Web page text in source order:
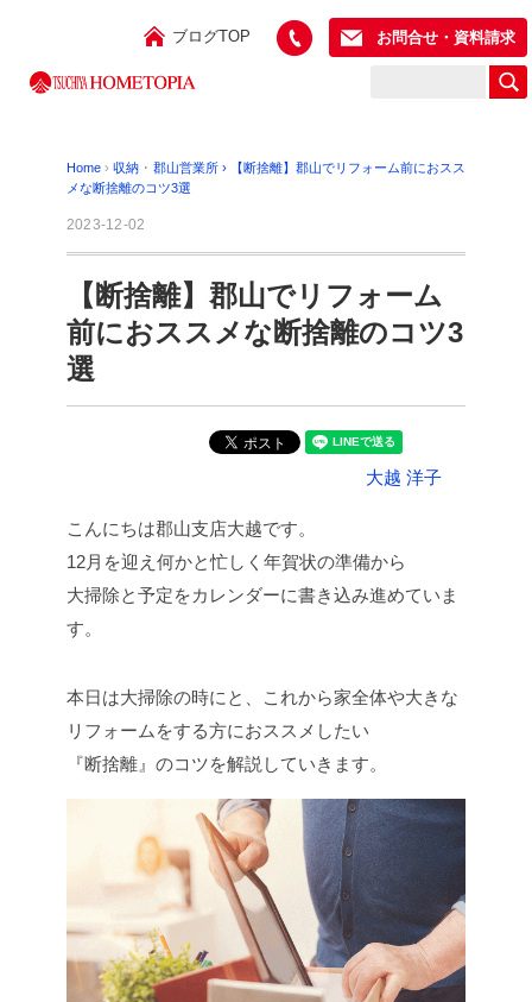
ブログTOP お問合せ・資料請求
Home › 収納 ･ 郡山営業所 ›
【断捨離】郡山でリフォーム前におスス
メな断捨離のコツ3選
2023-12-02
【断捨離】郡山でリフォーム
前におススメな断捨離のコツ3
選
大越 洋子
こんにちは郡山支店大越です。
12月を迎え何かと忙しく年賀状の準備から
大掃除と予定をカレンダーに書き込み進めていま
す。
本日は大掃除の時にと、これから家全体や大きな
リフォームをする方におススメしたい
『断捨離』のコツを解説していきます。